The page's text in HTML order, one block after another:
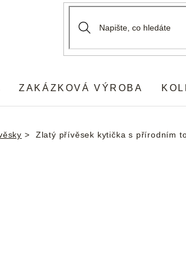
ZAKÁZKOVÁ VÝROBA
Zlatý přívěsek kytička s přírodním